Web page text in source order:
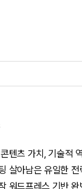
텐츠 가치, 기술적
살아남은 유일한 전
워드프레스 기반 완